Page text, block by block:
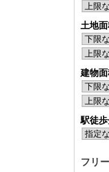
土地
建物
駅徒
フリ
物件検
新築一
エリアか
路線から